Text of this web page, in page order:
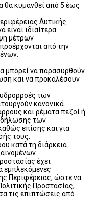
θα κυμανθεί από 5 έως
Δυτικής
είναι ιδιαίτερα
μέτρων
από την
μπορεί να παρασυρθούν
και να προκαλέσουν
υδρορροές των
κανονικά.
και ρέματα πεζοί ή
των
επίσης και για
τους.
κατά τη διάρκεια
έχει
εμπλεκόμενες
Περιφέρειας, ώστε να
Προστασίας,
τις επιπτώσεις από